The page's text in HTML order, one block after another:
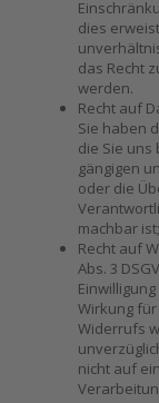
dies
das Recht
werden.
Recht auf
Sie haben
die Sie
gängigen
oder die
machbar ist;
Recht auf
Abs. 3
Wirkung
Widerrufs
nicht auf